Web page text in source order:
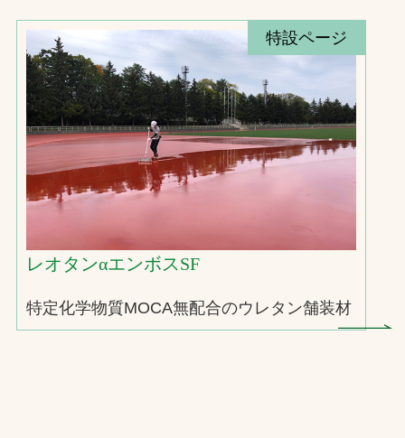
特設ページ
レオタンαエンボスSF
特定化学物質MOCA無配合のウレタン舗装材